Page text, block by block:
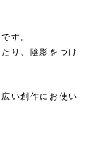
す。
り、陰影をつけ
い創作にお使い